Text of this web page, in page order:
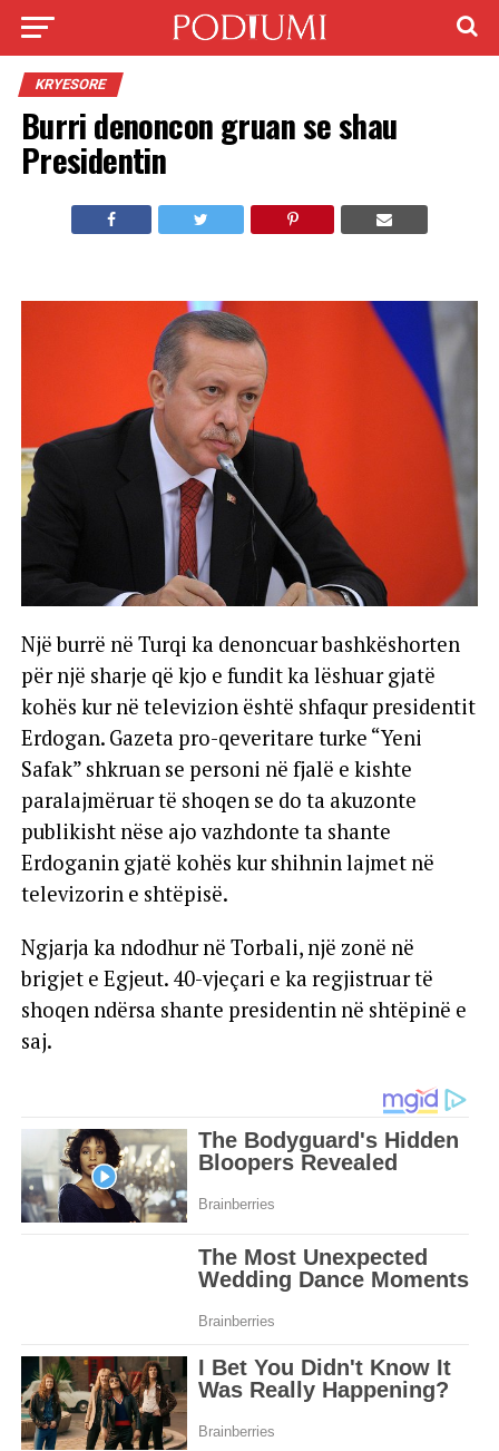
KRYESORE
Burri denoncon gruan se shau
Presidentin
Një burrë në Turqi ka denoncuar bashkëshorten
për një sharje që kjo e fundit ka lëshuar gjatë
kohës kur në televizion është shfaqur presidentit
Erdogan. Gazeta pro-qeveritare turke “Yeni
Safak” shkruan se personi në fjalë e kishte
paralajmëruar të shoqen se do ta akuzonte
publikisht nëse ajo vazhdonte ta shante
Erdoganin gjatë kohës kur shihnin lajmet në
televizorin e shtëpisë.
Ngjarja ka ndodhur në Torbali, një zonë në
brigjet e Egjeut. 40-vjeçari e ka regjistruar të
shoqen ndërsa shante presidentin në shtëpinë e
saj.